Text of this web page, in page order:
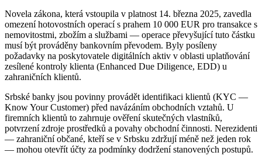
Novela zákona, která vstoupila v platnost 14. března 2025, zavedla
omezení hotovostních operací s prahem 10 000 EUR pro transakce s
nemovitostmi, zbožím a službami — operace převyšující tuto částku
musí být prováděny bankovním převodem. Byly posíleny
požadavky na poskytovatele digitálních aktiv v oblasti uplatňování
zesílené kontroly klienta (Enhanced Due Diligence, EDD) u
zahraničních klientů.
Srbské banky jsou povinny provádět identifikaci klientů (KYC —
Know Your Customer) před navázáním obchodních vztahů. U
firemních klientů to zahrnuje ověření skutečných vlastníků,
potvrzení zdroje prostředků a povahy obchodní činnosti. Nerezidenti
— zahraniční občané, kteří se v Srbsku zdržují méně než jeden rok
— mohou otevřít účty za podmínky dodržení stanovených postupů.